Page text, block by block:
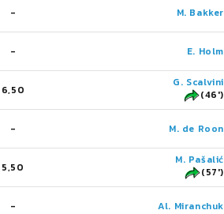
- M. Bakker
- E. Holm
6,50
G. Scalvini
(46')
- M. de Roon
5,50
M. Pašalić
(57')
- Al. Miranchuk